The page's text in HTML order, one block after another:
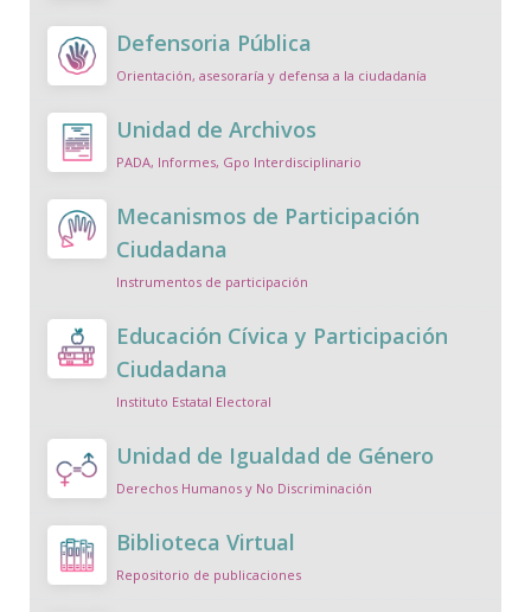
Defensoria Pública
Orientación, asesoraría y defensa a la ciudadanía
Unidad de Archivos
PADA, Informes, Gpo Interdisciplinario
Mecanismos de Participación
Ciudadana
Instrumentos de participación
Educación Cívica y Participación
Ciudadana
Instituto Estatal Electoral
Unidad de Igualdad de Género
Derechos Humanos y No Discriminación
Biblioteca Virtual
Repositorio de publicaciones